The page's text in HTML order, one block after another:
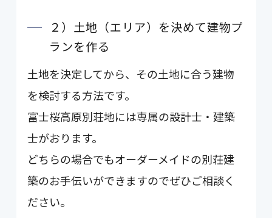
２）土地（エリア）を決めて建物プ
ランを作る
土地を決定してから、その土地に合う建物
を検討する方法です。
富士桜高原別荘地には専属の設計士・建築
士がおります。
どちらの場合でもオーダーメイドの別荘建
築のお手伝いができますのでぜひご相談く
ださい。